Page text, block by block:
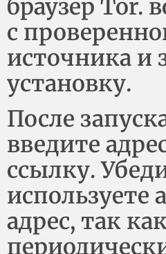
браузер Tor.
с
источника и
установку.
После
введите
ссылку.
используете
адрес, так